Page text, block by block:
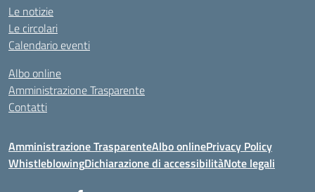
Le notizie
Le circolari
Calendario eventi
Albo online
Amministrazione Trasparente
Contatti
Amministrazione TrasparenteAlbo onlinePrivacy Policy
WhistleblowingDichiarazione di accessibilitàNote legali